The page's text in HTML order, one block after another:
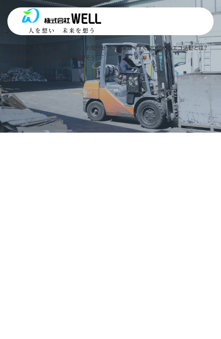
お知らせ
企業が今すぐ取り組めるエコ活動とは？
書類処分もSDGｓの視点で見直そう